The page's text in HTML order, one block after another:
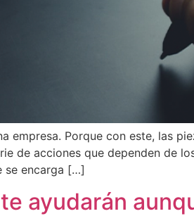
empresa. Porque con este, las
de acciones que dependen de
se encarga […]
ayudarán